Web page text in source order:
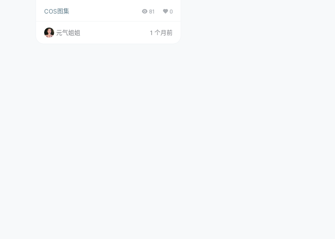
楚。文件名叫Sayathefox，NO.046，后面跟着
Evergarden，紫罗兰y恒h园，一个寻找"爱"是什
么意思的自动手记人偶。她本来只是工具，是兵
COS图集 81 0
元气姐姐 1 个月前